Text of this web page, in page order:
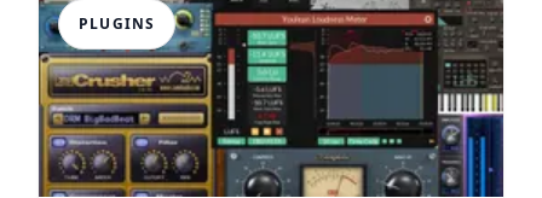
PLUGINS